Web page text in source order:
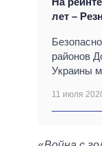
лет –
районов
Украины
11 июля